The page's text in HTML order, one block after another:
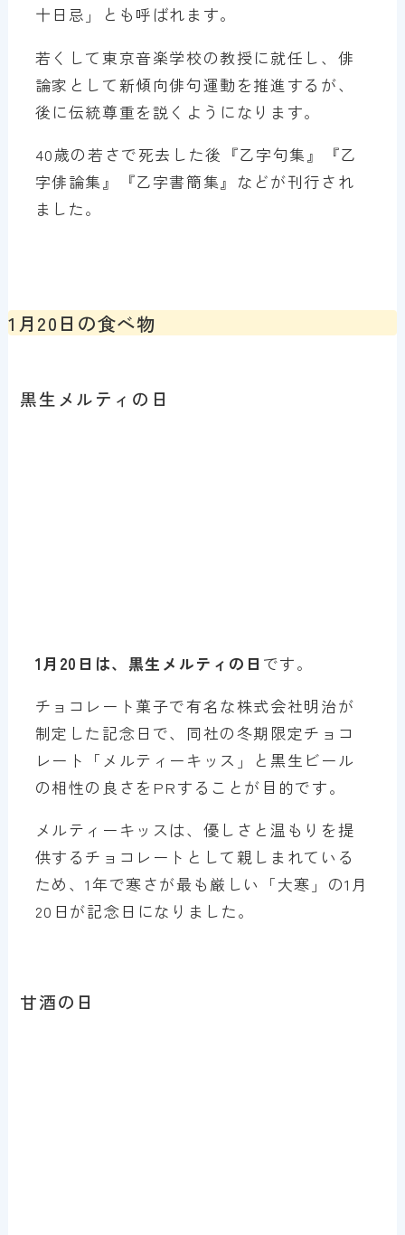
十日忌」とも呼ばれます。
若くして東京音楽学校の教授に就任し、俳
論家として新傾向俳句運動を推進するが、
後に伝統尊重を説くようになります。
40歳の若さで死去した後『乙字句集』『乙
字俳論集』『乙字書簡集』などが刊行され
ました。
1月20日の食べ物
黒生メルティの日
1月20日は、黒生メルティの日 です。
チョコレート菓子で有名な株式会社明治が
制定した記念日で、同社の冬期限定チョコ
レート「メルティーキッス」と黒生ビール
の相性の良さをPRすることが目的です。
メルティーキッスは、優しさと温もりを提
供するチョコレートとして親しまれている
ため、1年で寒さが最も厳しい「大寒」の1月
20日が記念日になりました。
甘酒の日